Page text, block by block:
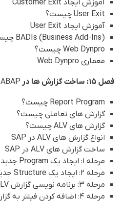
آموزش ایجاد Customer Exit
User Exit چیست؟
آموزش ایجاد User Exit
BADIs (Business Add-Ins) چیست؟
Web Dynpro چیست؟
معماری Web Dynpro
فصل 15: ساخت گزارش ها در ABAP
Report Program چیست؟
گزارش های تعاملی چیست؟
گزارش های ALV چیست؟
انواع گزارش های ALV در SAP
ساخت گزارش های ALV در SAP
مرحله 1: ایجاد یک Program جدید برای گزارش ALV
مرحله 2: ایجاد یک Structure جدید برای گزارش ALV
مرحله 3: برنامه نویسی گزارش ALV
مرحله 4: اضافه کردن فیلتر به گزارش ALV